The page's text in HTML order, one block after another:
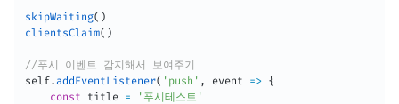
skipWaiting( )
clientsClaim( )
//푸시 이벤트 감지해서 보여주기
self.addEventListener( 'push' , event => {
const title =
'푸시테스트'